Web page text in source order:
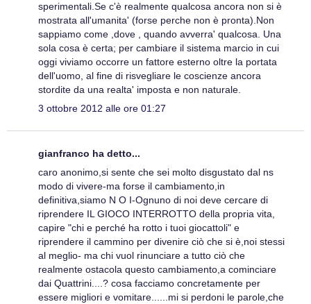
sperimentali.Se c'è realmente qualcosa ancora non si è
mostrata all'umanita' (forse perche non è pronta).Non
sappiamo come ,dove , quando avverra' qualcosa. Una
sola cosa è certa; per cambiare il sistema marcio in cui
oggi viviamo occorre un fattore esterno oltre la portata
dell'uomo, al fine di risvegliare le coscienze ancora
stordite da una realta' imposta e non naturale.
3 ottobre 2012 alle ore 01:27
gianfranco ha detto...
caro anonimo,si sente che sei molto disgustato dal ns
modo di vivere-ma forse il cambiamento,in
definitiva,siamo N O I-Ognuno di noi deve cercare di
riprendere IL GIOCO INTERROTTO della propria vita,
capire "chi e perché ha rotto i tuoi giocattoli" e
riprendere il cammino per divenire ciò che si è,noi stessi
al meglio- ma chi vuol rinunciare a tutto ciò che
realmente ostacola questo cambiamento,a cominciare
dai Quattrini....? cosa facciamo concretamente per
essere migliori e vomitare......mi si perdoni le parole,che